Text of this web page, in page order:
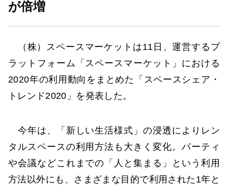
が倍増
（株）スペースマーケットは11日、運営するプ
ラットフォーム「スペースマーケット」における
2020年の利用動向をまとめた「スペースシェア・
トレンド2020」を発表した。
今年は、「新しい生活様式」の浸透によりレン
タルスペースの利用方法も大きく変化。パーティ
や会議などこれまでの「人と集まる」という利用
方法以外にも、さまざまな目的で利用された1年と